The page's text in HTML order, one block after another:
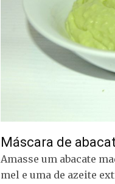
Máscara de
Amasse um abacate
mel e uma de azeite